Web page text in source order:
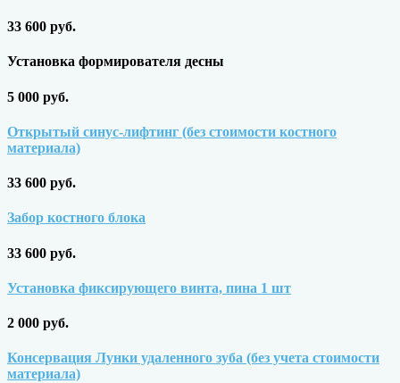
33 600 руб.
Установка формирователя десны
5 000 руб.
Открытый синус-лифтинг (без стоимости костного
материала)
33 600 руб.
Забор костного блока
33 600 руб.
Установка фиксирующего винта, пина 1 шт
2 000 руб.
Консервация Лунки удаленного зуба (без учета стоимости
материала)